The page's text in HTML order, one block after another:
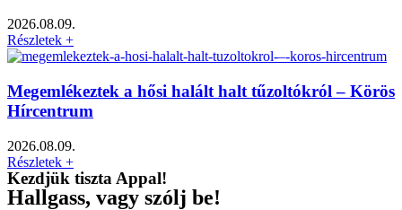
2026.08.09.
Részletek +
Megemlékeztek a hősi halált halt tűzoltókról – Körös
Hírcentrum
2026.08.09.
Részletek +
Kezdjük tiszta Appal!
Hallgass, vagy szólj be!